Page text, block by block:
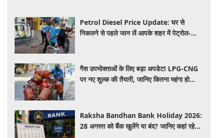
Petrol Diesel Price Update: घर से
निकलने से पहले जान लें आपके शहर में पेट्रोल-
गैस उपभोक्ताओं के लिए बड़ा अपडेट! LPG-CNG
पर नए शुल्क की तैयारी, जानिए कितना महंगा हो
Raksha Bandhan Bank Holiday 2026:
28 अगस्त को बैंक खुलेंगे या बंद? जानिए कहां रहेगी